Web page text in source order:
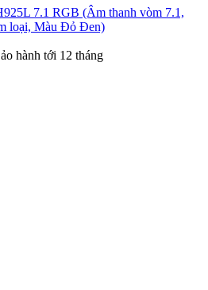
7.1 RGB (Âm thanh vòm 7.1,
loại, Màu Đỏ Đen)
hành tới 12 tháng